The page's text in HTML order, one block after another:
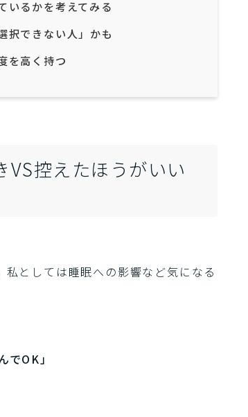
いるかを考えてみる
択できない人」かも
を高く持つ
控えたほうがいい
としては睡眠への影響など気になる
でOK」